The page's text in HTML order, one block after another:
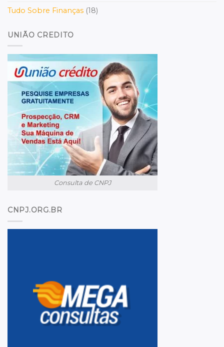
Tudo Sobre Finanças (18)
UNIÃO CREDITO
Consulta de CNPJ
CNPJ.ORG.BR